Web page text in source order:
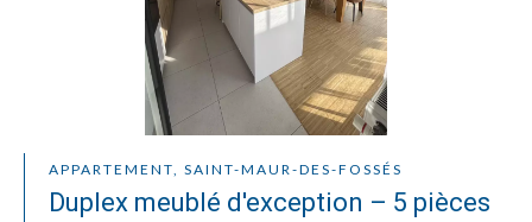
APPARTEMENT, SAINT-MAUR-DES-FOSSÉS
Duplex meublé d'exception – 5 pièces